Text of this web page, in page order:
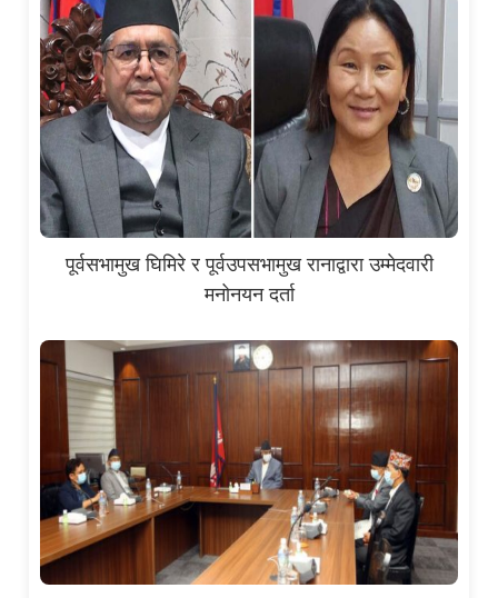
पूर्वसभामुख घिमिरे र पूर्वउपसभामुख रानाद्वारा उम्मेदवारी
मनोनयन दर्ता